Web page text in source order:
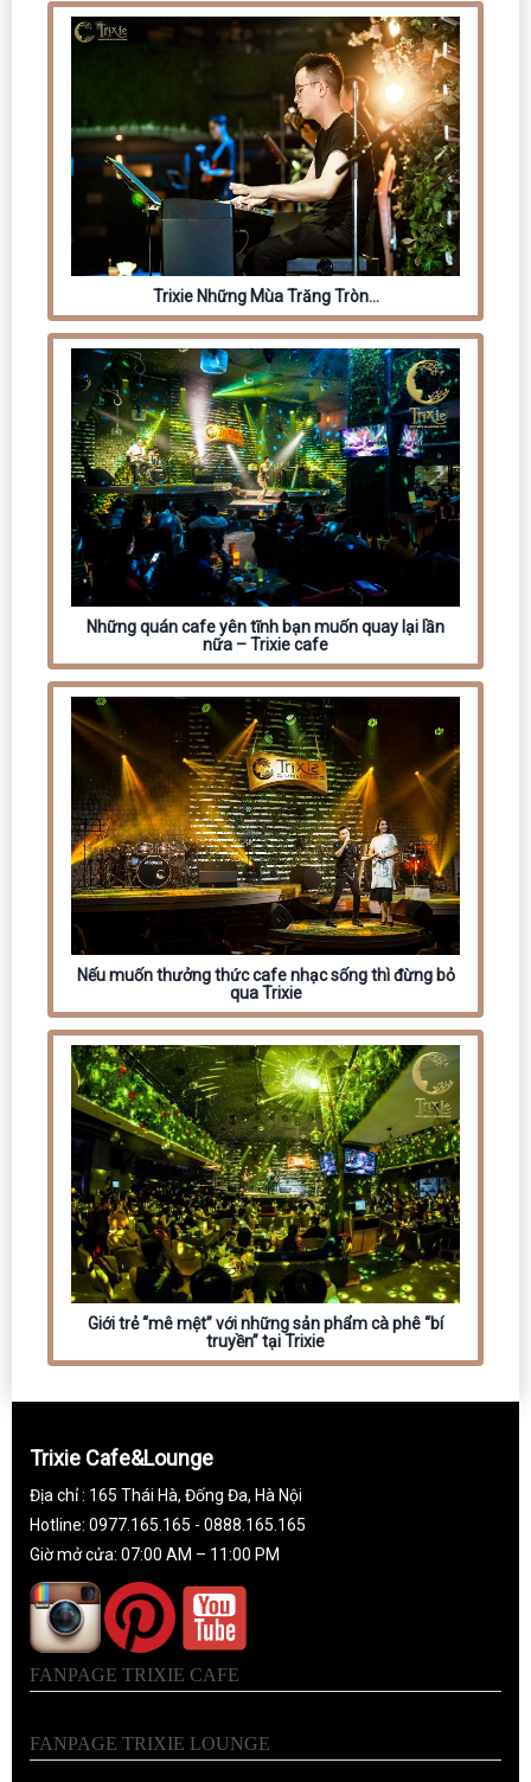
Trixie Những Mùa Trăng Tròn…
Những quán cafe yên tĩnh bạn muốn quay lại lần
nữa – Trixie cafe
Nếu muốn thưởng thức cafe nhạc sống thì đừng bỏ
qua Trixie
Giới trẻ “mê mệt” với những sản phẩm cà phê “bí
truyền” tại Trixie
Trixie Cafe&Lounge
Địa chỉ : 165 Thái Hà, Đống Đa, Hà Nội
Hotline: 0977.165.165 - 0888.165.165
Giờ mở cửa: 07:00 AM – 11:00 PM
FANPAGE TRIXIE CAFE
FANPAGE TRIXIE LOUNGE